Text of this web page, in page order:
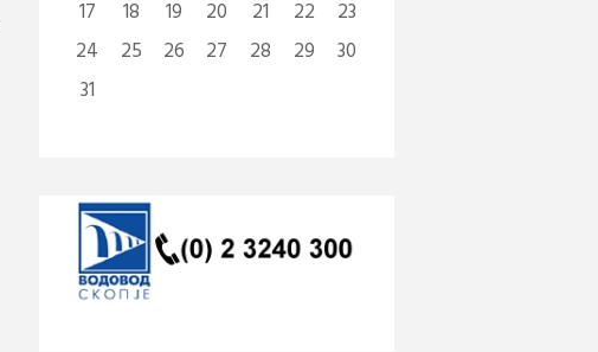
17
18 19 20 21 22
23
24
25 26 27 28 29
30
31